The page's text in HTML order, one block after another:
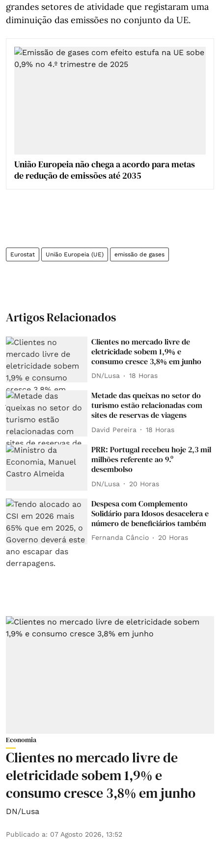
grandes setores de atividade que registaram uma
diminuição das emissões no conjunto da UE.
União Europeia não chega a acordo para metas
de redução de emissões até 2035
Eurostat União Europeia (UE) emissão de gases
Artigos Relacionados
Clientes no mercado livre de
eletricidade sobem 1,9% e
consumo cresce 3,8% em junho
DN/Lusa 18 Horas
Metade das queixas no setor do
turismo estão relacionadas com
sites de reservas de viagens
David Pereira 18 Horas
PRR: Portugal recebeu hoje 2,3 mil
milhões referente ao 9.º
desembolso
DN/Lusa 20 Horas
Despesa com Complemento
Solidário para Idosos desacelera e
número de beneficiários também
Fernanda Câncio 20 Horas
Economia
Clientes no mercado livre de
eletricidade sobem 1,9% e
consumo cresce 3,8% em junho
DN/Lusa
Publicado a: 07 Agosto 2026, 13:52